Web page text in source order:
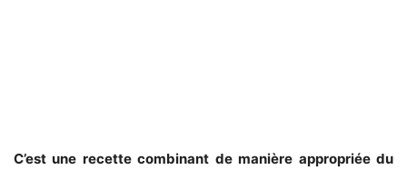
C’est une recette combinant de manière appropriée du